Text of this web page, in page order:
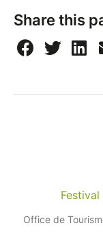
Share this
Office de